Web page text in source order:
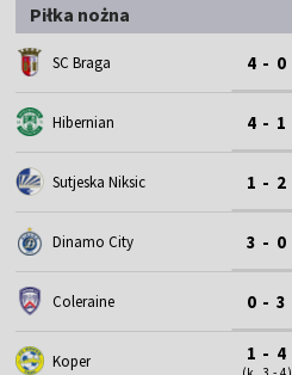
Piłka nożna
SC Braga 4 - 0
Hibernian 4 - 1
Sutjeska Niksic 1 - 2
Dinamo City 3 - 0
Coleraine 0 - 3
Koper 1 - 4